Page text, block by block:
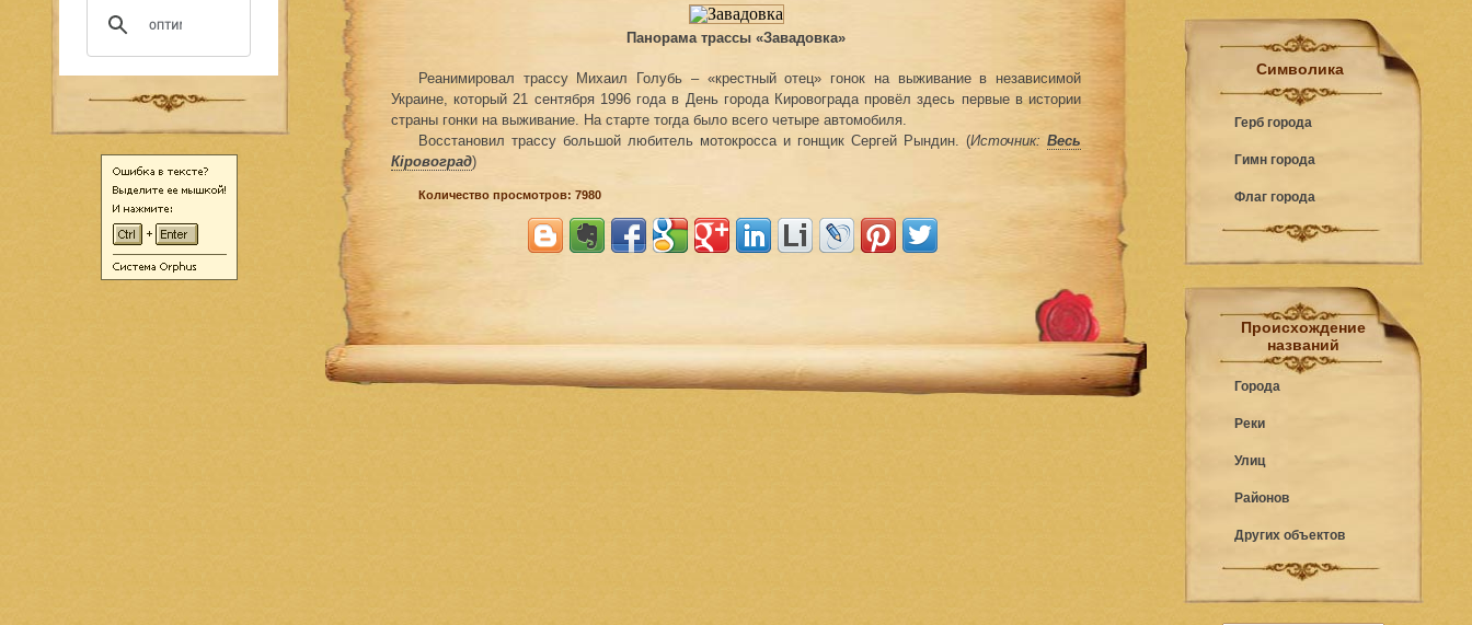
Панорама трассы «Завадовка»
Реанимировал трассу Михаил Голубь – «крестный отец» гонок на выживание в независимой
Украине, который 21 сентября 1996 года в День города Кировограда провёл здесь первые в истории
страны гонки на выживание. На старте тогда было всего четыре автомобиля.
Восстановил трассу большой любитель мотокросса и гонщик Сергей Рындин. (Источник: Весь
Кіровоград)
Количество просмотров: 7980
Символика
Герб города
Гимн города
Флаг города
Происхождение
названий
Города
Реки
Улиц
Районов
Других объектов